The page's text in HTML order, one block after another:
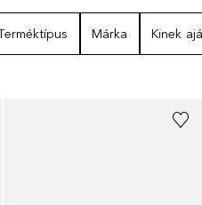
Márka Kinek